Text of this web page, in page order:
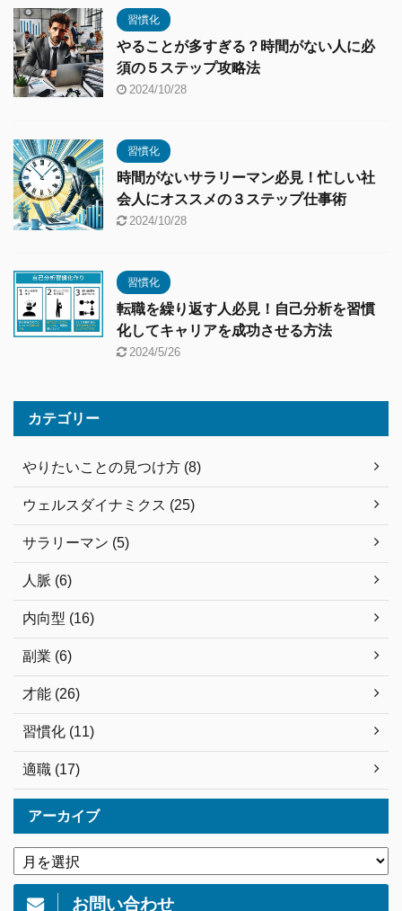
習慣化
やることが多すぎる？時間がない人に必
須の５ステップ攻略法
2024/10/28
習慣化
時間がないサラリーマン必見！忙しい社
会人にオススメの３ステップ仕事術
2024/10/28
習慣化
転職を繰り返す人必見！自己分析を習慣
化してキャリアを成功させる方法
2024/5/26
カテゴリー
やりたいことの見つけ方 (8)
ウェルスダイナミクス (25)
サラリーマン (5)
人脈 (6)
内向型 (16)
副業 (6)
才能 (26)
習慣化 (11)
適職 (17)
アーカイブ
お問い合わせ